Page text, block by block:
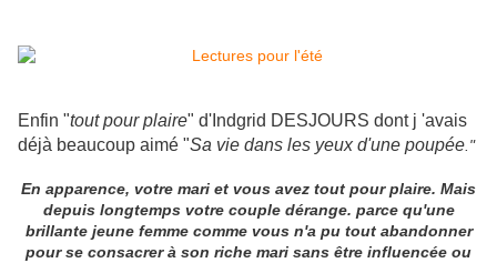
Enfin "tout pour plaire" d'Indgrid DESJOURS dont j 'avais
déjà beaucoup aimé "Sa vie dans les yeux d'une poupée ."
En apparence, votre mari et vous avez tout pour plaire. Mais
depuis longtemps votre couple dérange. parce qu'une
brillante jeune femme comme vous n'a pu tout abandonner
pour se consacrer à son riche mari sans être influencée ou